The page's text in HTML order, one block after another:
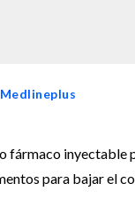
Medlineplus
fármaco inyectable
para bajar el